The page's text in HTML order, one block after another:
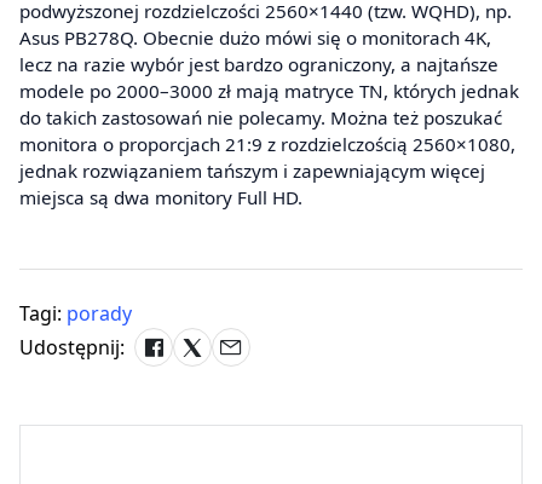
podwyższonej rozdzielczości 2560×1440 (tzw. WQHD), np.
Asus PB278Q. Obecnie dużo mówi się o monitorach 4K,
lecz na razie wybór jest bardzo ograniczony, a najtańsze
modele po 2000–3000 zł mają matryce TN, których jednak
do takich zastosowań nie polecamy. Można też poszukać
monitora o proporcjach 21:9 z rozdzielczością 2560×1080,
jednak rozwiązaniem tańszym i zapewniającym więcej
miejsca są dwa monitory Full HD.
Tagi: porady
Udostępnij: